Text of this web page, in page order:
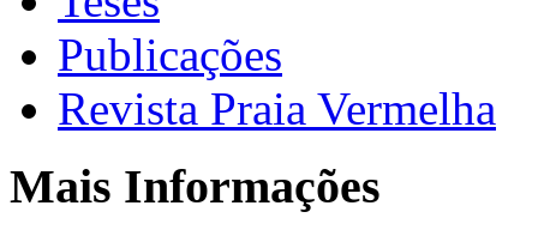
Publicações
Revista Praia Vermelha
Mais Informações